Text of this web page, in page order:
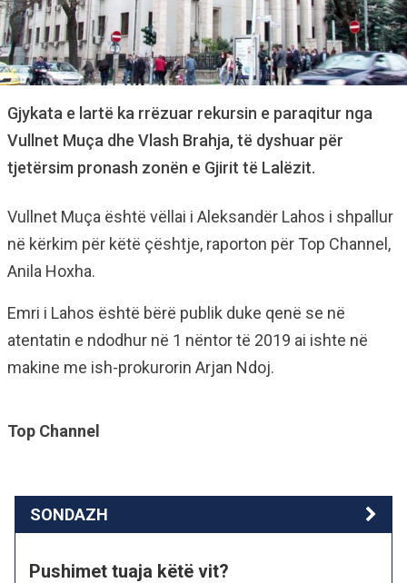
Gjykata e lartë ka rrëzuar rekursin e paraqitur nga
Vullnet Muça dhe Vlash Brahja, të dyshuar për
tjetërsim pronash zonën e Gjirit të Lalëzit.
Vullnet Muça është vëllai i Aleksandër Lahos i shpallur
në kërkim për këtë çështje, raporton për Top Channel,
Anila Hoxha.
Emri i Lahos është bërë publik duke qenë se në
atentatin e ndodhur në 1 nëntor të 2019 ai ishte në
makine me ish-prokurorin Arjan Ndoj.
Top Channel
SONDAZH
Pushimet tuaja këtë vit?